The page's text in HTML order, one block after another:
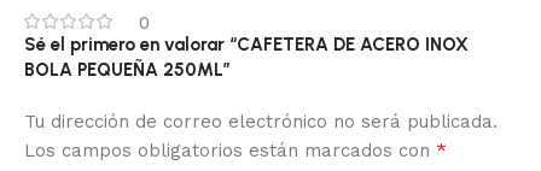
0
Sé el primero en valorar “CAFETERA DE ACERO INOX
BOLA PEQUEÑA 250ML”
Tu dirección de correo electrónico no será publicada.
Los campos obligatorios están marcados con *